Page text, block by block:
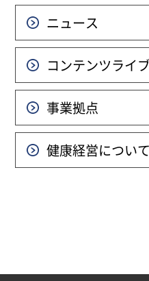
ニュース
コンテンツライ
事業拠点
健康経営につい